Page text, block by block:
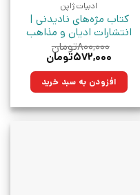
ادبیات ژاپن
کتاب مژه‌های نادیدنی |
انتشارات ادیان و مذاهب
۸۰۰,۰۰۰تومان
قیمت
۸۰۰,۰۰۰تومان
بود.
۵۷۲,۰۰۰تومان
۵۷۲,۰۰۰تومان.افزودن به سبد خرید